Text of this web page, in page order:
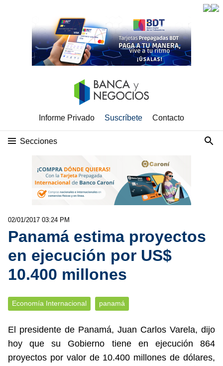
Informe Privado Suscríbete Contacto
Secciones
02/01/2017 03:24 PM
Panamá estima proyectos
en ejecución por US$
10.400 millones
Economía Internacional panamá
El presidente de Panamá, Juan Carlos Varela, dijo
hoy que su Gobierno tiene en ejecución 864
proyectos por valor de 10.400 millones de dólares,